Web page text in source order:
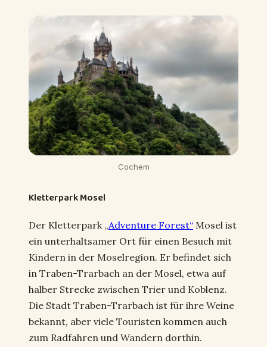
Cochem
Kletterpark Mosel
Der Kletterpark „Adventure Forest“ Mosel ist
ein unterhaltsamer Ort für einen Besuch mit
Kindern in der Moselregion. Er befindet sich
in Traben-Trarbach an der Mosel, etwa auf
halber Strecke zwischen Trier und Koblenz.
Die Stadt Traben-Trarbach ist für ihre Weine
bekannt, aber viele Touristen kommen auch
zum Radfahren und Wandern dorthin.